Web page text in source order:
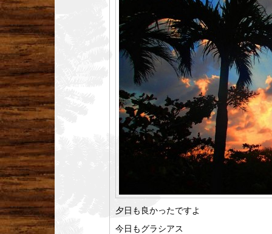
夕日も良かったですよ
今日もグラシアス